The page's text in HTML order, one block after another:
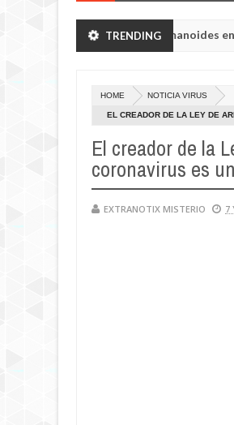
TRENDING
vieron a humanoides enanos
HOME NOTICIA VIRUS
EL CREADOR DE LA LEY DE
El creador de la
coronavirus es
EXTRANOTIX MISTERIO 7